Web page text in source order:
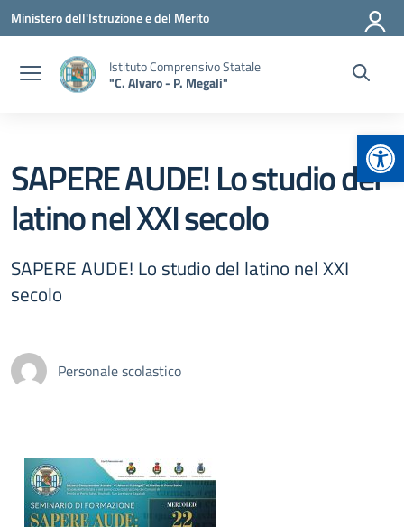
Vai ai contenuti
Vai al menu di navigazione
Vai al footer
Ministero dell'Istruzione e del Merito
Istituto Comprensivo Statale
"C. Alvaro - P. Megali"
SAPERE AUDE! Lo studio del
latino nel XXI secolo
SAPERE AUDE! Lo studio del latino nel XXI
secolo
Personale scolastico